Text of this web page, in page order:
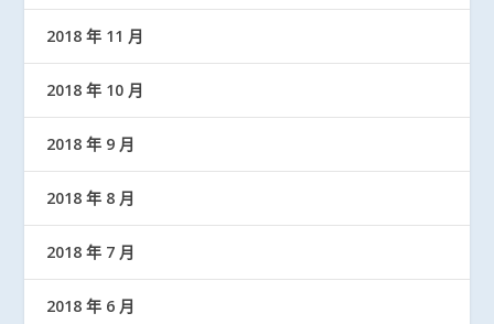
2018 年 11 月
2018 年 10 月
2018 年 9 月
2018 年 8 月
2018 年 7 月
2018 年 6 月